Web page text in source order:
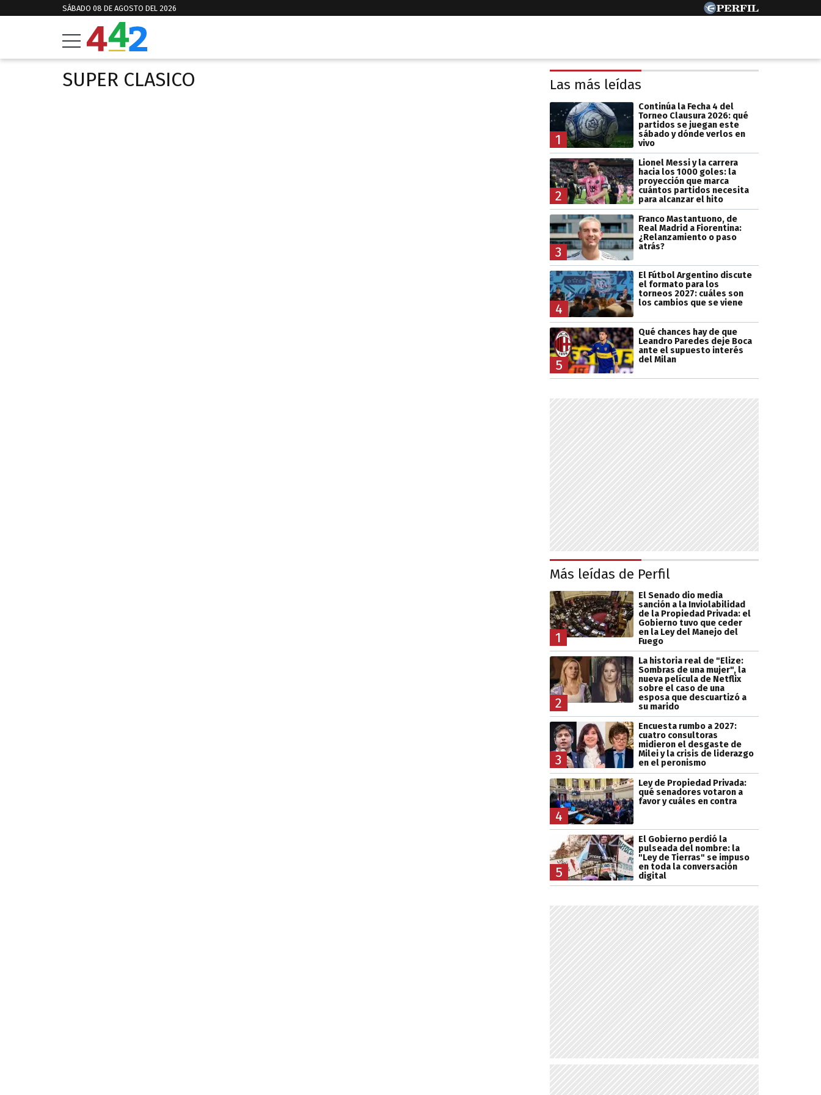
SÁBADO 08 DE AGOSTO DEL 2026
SUPER CLASICO Las más leídas
1
Continúa la Fecha 4 del
Torneo Clausura 2026: qué
partidos se juegan este
sábado y dónde verlos en
vivo
2
Lionel Messi y la carrera
hacia los 1000 goles: la
proyección que marca
cuántos partidos necesita
para alcanzar el hito
3
Franco Mastantuono, de
Real Madrid a Fiorentina:
¿Relanzamiento o paso
atrás?
4
El Fútbol Argentino discute
el formato para los
torneos 2027: cuáles son
los cambios que se viene
5
Qué chances hay de que
Leandro Paredes deje Boca
ante el supuesto interés
del Milan
Más leídas de Perfil
1
El Senado dio media
sanción a la Inviolabilidad
de la Propiedad Privada: el
Gobierno tuvo que ceder
en la Ley del Manejo del
Fuego
2
La historia real de "Elize:
Sombras de una mujer", la
nueva película de Netflix
sobre el caso de una
esposa que descuartizó a
su marido
3
Encuesta rumbo a 2027:
cuatro consultoras
midieron el desgaste de
Milei y la crisis de liderazgo
en el peronismo
4
Ley de Propiedad Privada:
qué senadores votaron a
favor y cuáles en contra
5
El Gobierno perdió la
pulseada del nombre: la
"Ley de Tierras" se impuso
en toda la conversación
digital